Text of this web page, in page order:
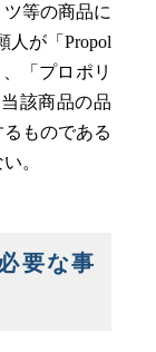
等の商品に
人が「Propol
「プロポリ
該商品の品
ものである
。
要な事